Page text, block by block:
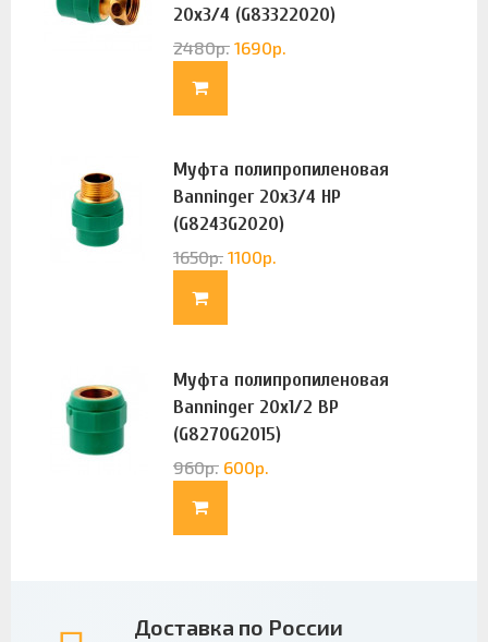
20х3/4 (G83322020)
2480р. 1690р.
Муфта полипропиленовая
Banninger 20х3/4 НР
(G8243G2020)
1650р. 1100р.
Муфта полипропиленовая
Banninger 20х1/2 ВР
(G8270G2015)
960р. 600р.
Доставка по России